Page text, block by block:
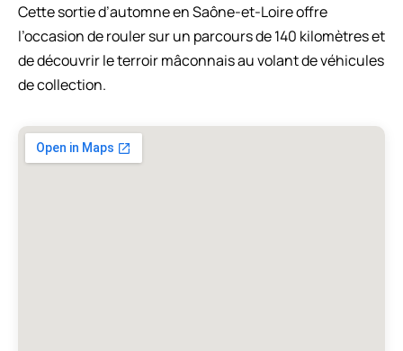
Cette sortie d’automne en Saône-et-Loire offre
l’occasion de rouler sur un parcours de 140 kilomètres et
de découvrir le terroir mâconnais au volant de véhicules
de collection.